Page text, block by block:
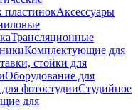
Аксессуары
Трансляционные
Комплектующие для
стойки для
Оборудование для
фотостудииСтудийное
для